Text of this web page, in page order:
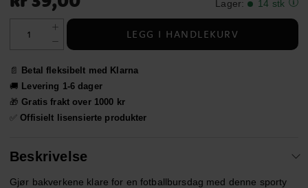
Lager: 14 stk
LEGG I HANDLEKURV
📄
Betal fleksibelt med Klarna
🚚 Levering 1-6 dager
🎁Gratis frakt over 1000 kr
✅Offisielt lisensierte produkter
Beskrivelse
Gjør bakverkene klare for en fotballbursdag med denne sporty